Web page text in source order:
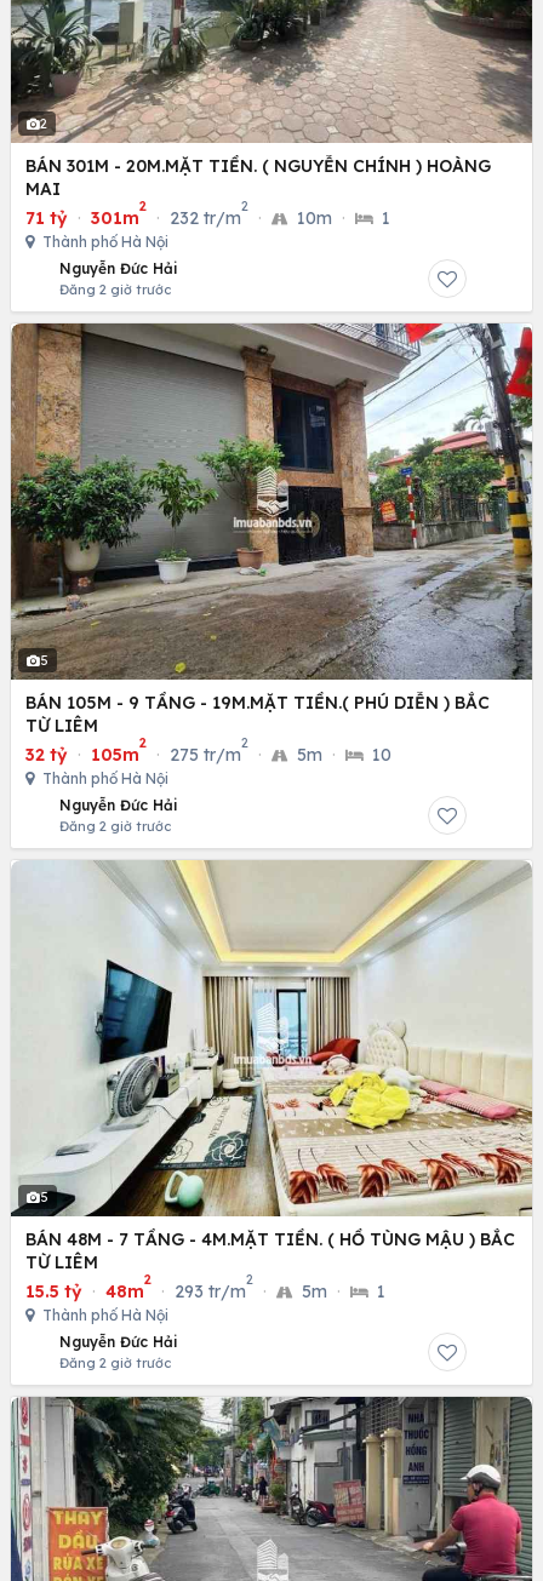
2
BÁN 301M - 20M.MẶT TIỀN. ( NGUYỄN CHÍNH ) HOÀNG
MAI
71 tỷ · 301m
2
· 232 tr/m
2
· 10m · 1
Thành phố Hà Nội
Nguyễn Đức Hải
Đăng 2 giờ trước
5
BÁN 105M - 9 TẦNG - 19M.MẶT TIỀN.( PHÚ DIỄN ) BẮC
TỪ LIÊM
32 tỷ · 105m
2
· 275 tr/m
2
· 5m · 10
Thành phố Hà Nội
Nguyễn Đức Hải
Đăng 2 giờ trước
5
BÁN 48M - 7 TẦNG - 4M.MẶT TIỀN. ( HỒ TÙNG MẬU ) BẮC
TỪ LIÊM
15.5 tỷ · 48m
2
· 293 tr/m
2
· 5m · 1
Thành phố Hà Nội
Nguyễn Đức Hải
Đăng 2 giờ trước